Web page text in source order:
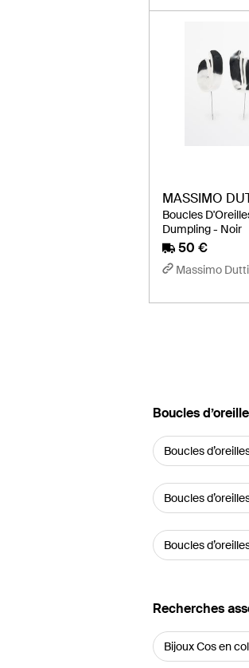
MASSIMO
Boucles
Dumpling - Noir
50 €
Massimo Dutti
‪Boucles
Boucles
Boucles
Boucles
Recherches
Bijoux Cos en